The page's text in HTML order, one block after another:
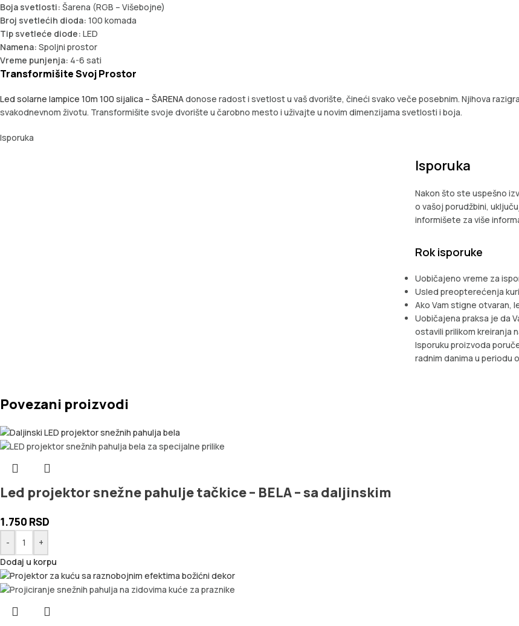
Boja svetlosti: Šarena (RGB – Višebojne)
Broj svetlećih dioda: 100 komada
Tip svetleće diode: LED
Namena: Spoljni prostor
Vreme punjenja: 4-6 sati
Transformišite Svoj Prostor
Led solarne lampice 10m 100 sijalica – ŠARENAdonose radost i svetlost u vaš dvorište, čineći svako veče posebnim. Njihova
svakodnevnom životu. Transformišite svoje dvorište u čarobno mesto i uživajte u novim dimenzijama svetlosti i boja.
Isporuka
Isporuka
Nakon što ste uspešno
o vašoj porudžbini,
informišete za više
Rok isporuke
Uobičajeno vreme za
Usled preopterećenja
Ako Vam stigne otvaran,
Uobičajena praksa je da
ostavili prilikom kreiranja
Isporuku proizvoda
radnim danima u periodu
Povezani proizvodi
Led projektor snežne pahulje tačkice – BELA – sa daljinskim
1.750 RSD
-
+
Dodaj u korpu